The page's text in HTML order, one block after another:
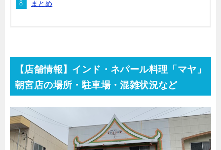
まとめ
【店舗情報】 インド・ネパール料理 「マヤ」
朝宮店の場所・駐車場・混雑状況など